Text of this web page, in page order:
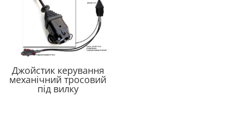
Джойстик керування
механічний тросовий
під вилку